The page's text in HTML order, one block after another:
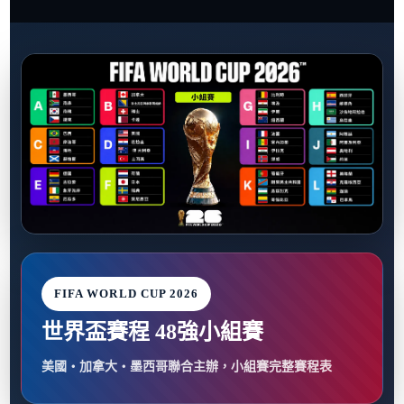
FIFA WORLD CUP 2026
世界盃賽程 48強小組賽
美國・加拿大・墨西哥聯合主辦，小組賽完整賽程表